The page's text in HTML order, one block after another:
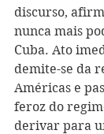
discurso,
nunca mais
Cuba. Ato
demite-se da
Américas e
feroz do
derivar para